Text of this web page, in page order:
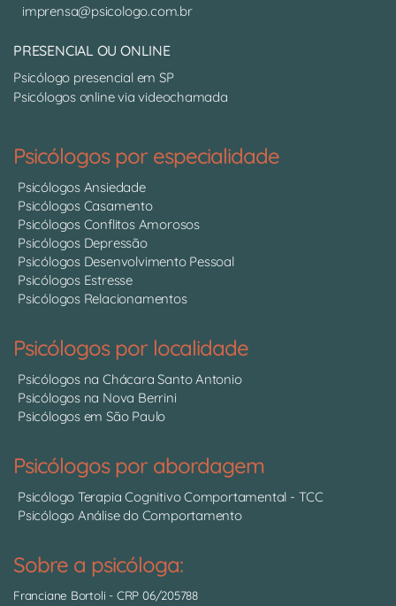
imprensa@psicologo.com.br
PRESENCIAL OU ONLINE
Psicólogo presencial em SP
Psicólogos online via videochamada
Psicólogos por especialidade
Psicólogos Ansiedade
Psicólogos Casamento
Psicólogos Conflitos Amorosos
Psicólogos Depressão
Psicólogos Desenvolvimento Pessoal
Psicólogos Estresse
Psicólogos Relacionamentos
Psicólogos por localidade
Psicólogos na Chácara Santo Antonio
Psicólogos na Nova Berrini
Psicólogos em São Paulo
Psicólogos por abordagem
Psicólogo Terapia Cognitivo Comportamental - TCC
Psicólogo Análise do Comportamento
Sobre a psicóloga:
Franciane Bortoli - CRP 06/205788